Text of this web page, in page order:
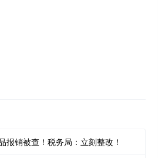
报销被查！税务局：立刻整改！